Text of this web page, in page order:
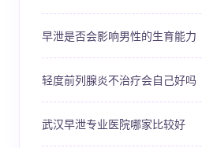
早泄是否会影响男性的生育能力
轻度前列腺炎不治疗会自己好吗
武汉早泄专业医院哪家比较好